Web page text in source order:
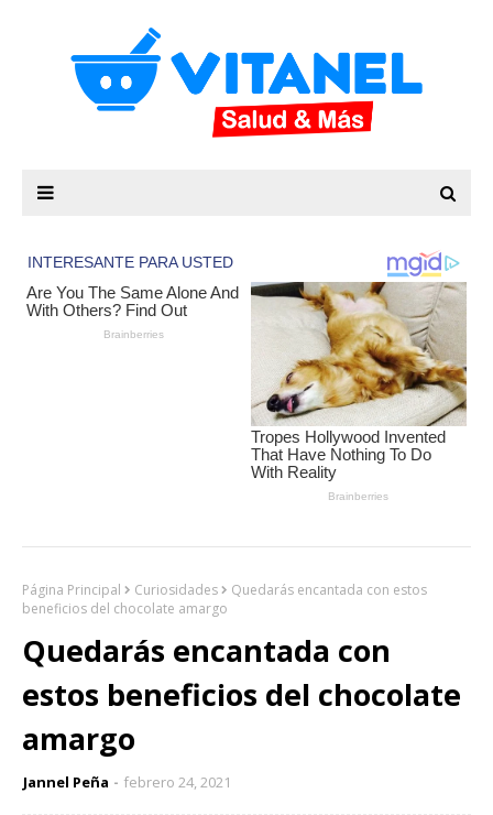
Página Principal Curiosidades
Quedarás encantada con estos
beneficios del chocolate amargo
Quedarás encantada con
estos beneficios del chocolate
amargo
Jannel Peña febrero 24, 2021